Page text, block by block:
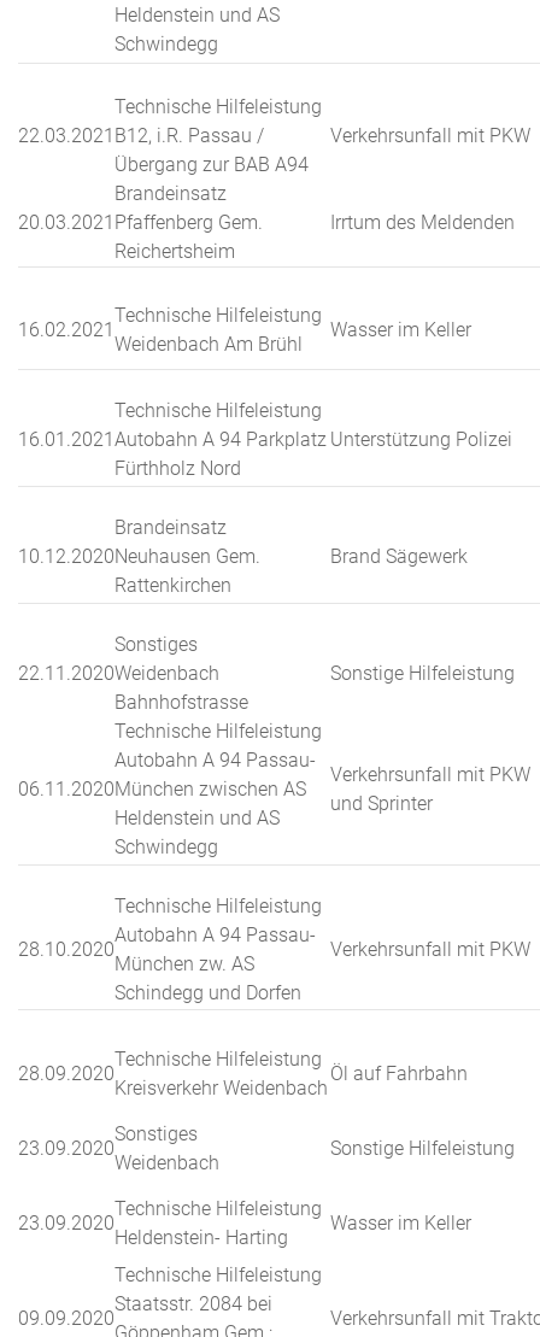
Heldenstein und AS
Schwindegg
22.03.2021
Technische Hilfeleistung
B12, i.R. Passau /
Übergang zur BAB A94
Verkehrsunfall mit PKW
20.03.2021
Brandeinsatz
Pfaffenberg Gem.
Reichertsheim
Irrtum des Meldenden
16.02.2021
Technische Hilfeleistung
Weidenbach Am Brühl
Wasser im Keller
16.01.2021
Technische Hilfeleistung
Autobahn A 94 Parkplatz
Fürthholz Nord
Unterstützung Polizei
10.12.2020
Brandeinsatz
Neuhausen Gem.
Rattenkirchen
Brand Sägewerk
22.11.2020
Sonstiges
Weidenbach
Bahnhofstrasse
Sonstige Hilfeleistung
06.11.2020
Technische Hilfeleistung
Autobahn A 94 Passau-
München zwischen AS
Heldenstein und AS
Schwindegg
Verkehrsunfall mit PKW
und Sprinter
28.10.2020
Technische Hilfeleistung
Autobahn A 94 Passau-
München zw. AS
Schindegg und Dorfen
Verkehrsunfall mit PKW
28.09.2020
Technische Hilfeleistung
Kreisverkehr Weidenbach
Öl auf Fahrbahn
23.09.2020
Sonstiges
Weidenbach
Sonstige Hilfeleistung
23.09.2020
Technische Hilfeleistung
Heldenstein- Harting
Wasser im Keller
09.09.2020
Technische Hilfeleistung
Staatsstr. 2084 bei
Verkehrsunfall mit